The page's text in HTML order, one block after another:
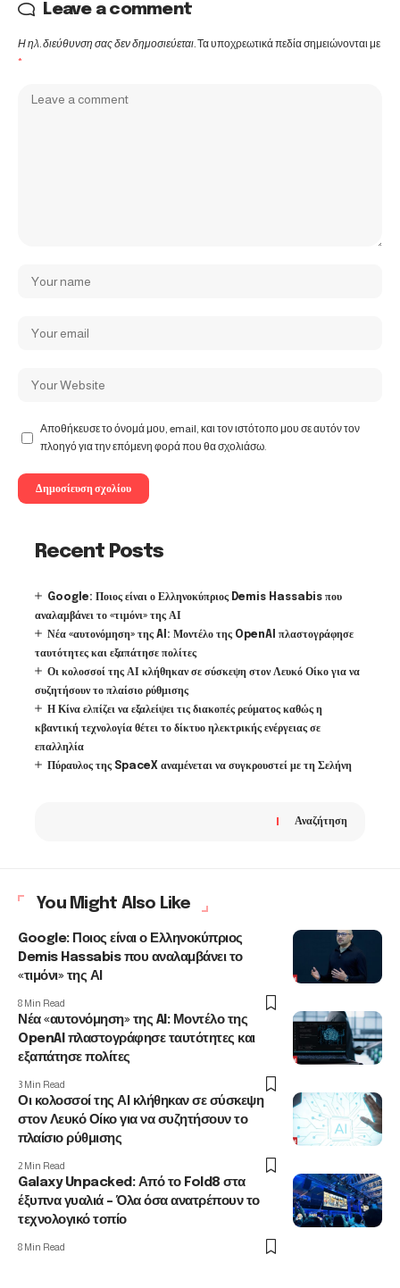
Leave a comment
Η ηλ. διεύθυνση σας δεν δημοσιεύεται.Τα υποχρεωτικά πεδία σημειώνονται με
*
Αποθήκευσε το όνομά μου, email, και τον ιστότοπο μου σε αυτόν τον
πλοηγό για την επόμενη φορά που θα σχολιάσω.
Recent Posts
Google: Ποιος είναι ο Ελληνοκύπριος Demis Hassabis που
αναλαμβάνει το «τιμόνι» της ΑΙ
Νέα «αυτονόμηση» της AI: Μοντέλο της OpenAI πλαστογράφησε
ταυτότητες και εξαπάτησε πολίτες
Οι κολοσσοί της ΑΙ κλήθηκαν σε σύσκεψη στον Λευκό Οίκο για να
συζητήσουν το πλαίσιο ρύθμισης
Η Κίνα ελπίζει να εξαλείψει τις διακοπές ρεύματος καθώς η
κβαντική τεχνολογία θέτει το δίκτυο ηλεκτρικής ενέργειας σε
επαλληλία
Πύραυλος της SpaceX αναμένεται να συγκρουστεί με τη Σελήνη
Αναζήτηση
You Might Also Like
Google: Ποιος είναι ο Ελληνοκύπριος
Demis Hassabis που αναλαμβάνει το
«τιμόνι» της ΑΙ
8 Min Read
Νέα «αυτονόμηση» της AI: Μοντέλο της
OpenAI πλαστογράφησε ταυτότητες και
εξαπάτησε πολίτες
3 Min Read
Οι κολοσσοί της ΑΙ κλήθηκαν σε σύσκεψη
στον Λευκό Οίκο για να συζητήσουν το
πλαίσιο ρύθμισης
2 Min Read
Galaxy Unpacked: Από το Fold8 στα
έξυπνα γυαλιά – Όλα όσα ανατρέπουν το
τεχνολογικό τοπίο
8 Min Read